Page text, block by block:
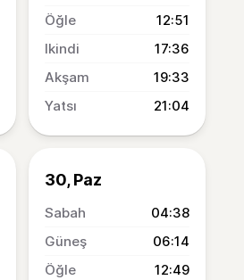
12:51
17:36
19:33
21:04
30, Paz
04:38
06:14
12:49